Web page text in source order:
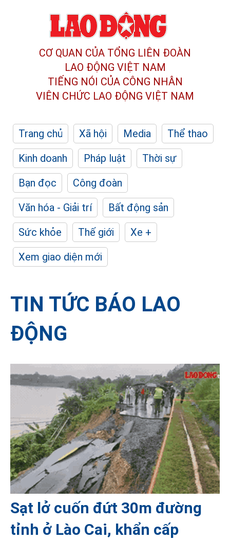
CƠ QUAN CỦA TỔNG LIÊN ĐOÀN
LAO ĐỘNG VIỆT NAM
TIẾNG NÓI CỦA CÔNG NHÂN
VIÊN CHỨC LAO ĐỘNG VIỆT NAM
Trang chủ Xã hội Media
Thể thao
Kinh doanh
Pháp luật
Thời sự
Bạn đọc
Công đoàn
Văn hóa - Giải trí
Bất động sản
Sức khỏe
Thế giới
Xe +
Xem giao diện mới
TIN TỨC BÁO LAO
ĐỘNG
Sạt lở cuốn đứt 30m đường
tỉnh ở Lào Cai, khẩn cấp